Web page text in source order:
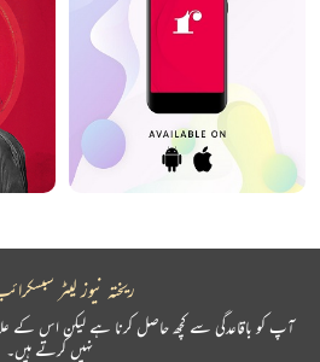
ریختہ نیوز لیٹر
آپ کو باقاعدگی سے کچھ حاصل کرنا ہے لیکن اس کے
نہیں کرتے ہیں۔